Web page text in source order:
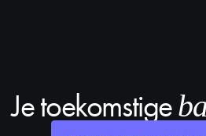
Je toekomstige